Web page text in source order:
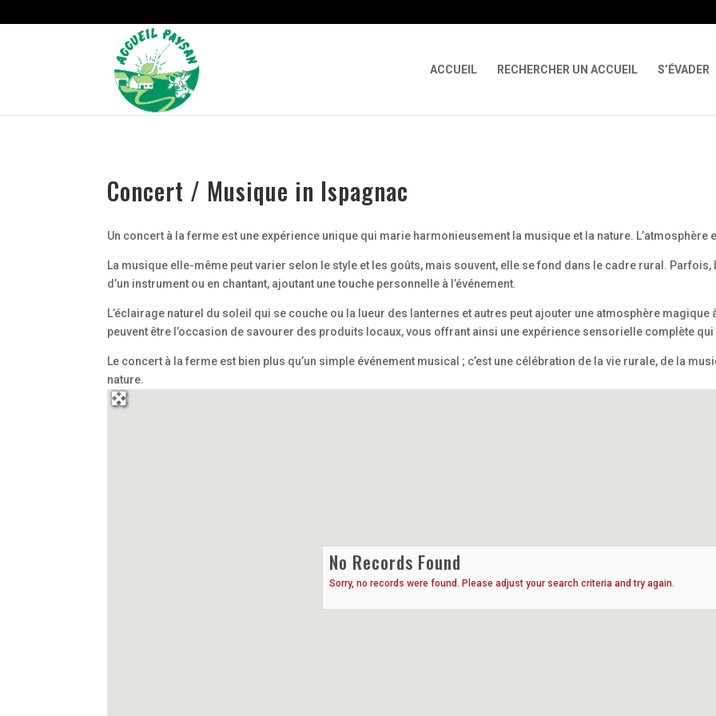
ACCUEIL RECHERCHER UN ACCUEIL S’ÉVADER
Concert / Musique in Ispagnac
Un concert à la ferme est une expérience unique qui marie harmonieusement la musique et la nature. L’atmosphère
La musique elle-même peut varier selon le style et les goûts, mais souvent, elle se fond dans le cadre rural.
d’un instrument ou en chantant, ajoutant une touche personnelle à l’événement.
L’éclairage naturel du soleil qui se couche ou la lueur des lanternes et autres peut ajouter une atmosphère
peuvent être l’occasion de savourer des produits locaux, vous offrant ainsi une expérience sensorielle complète
Le concert à la ferme est bien plus qu’un simple événement musical ; c’est une célébration de la vie rurale, de la
nature.
No Records Found
Sorry, no records were found. Please adjust your search criteria and try again.